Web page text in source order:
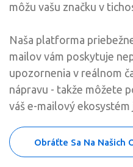
môžu vašu značku v
Naša platforma
mailov vám poskytuje
upozornenia v reálnom
nápravu - takže môžete
váš e-mailový ekosystém
Obráťte Sa Na Našich